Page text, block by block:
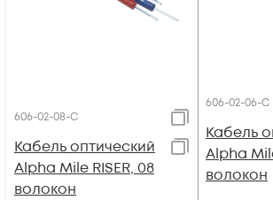
606-02-08-C
Кабель оптический
Alpha Mile RISER, 08
волокон
606-02-06-C
Кабель
Alpha
волокон